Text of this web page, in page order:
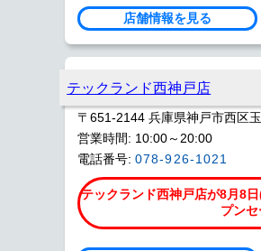
店舗情報を見る
テックランド西神戸店
〒651-2144 兵庫県神戸市西区
営業時間: 10:00～20:00
電話番号: 078-926-1021
テックランド西神戸店が8月8
プン